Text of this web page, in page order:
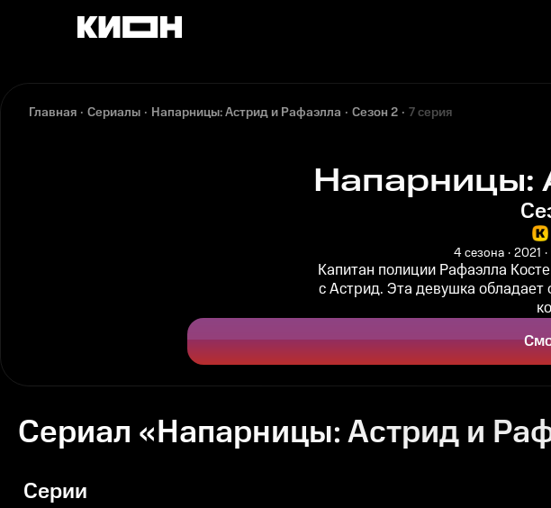
Главная Сериалы Напарницы: Астрид и Рафаэлла Сезон 2 7 серия
Напарницы:
4 сезона 2021
Капитан полиции Рафаэлла
с Астрид. Эта девушка
Сериал «Напарницы: Астрид и
Серии